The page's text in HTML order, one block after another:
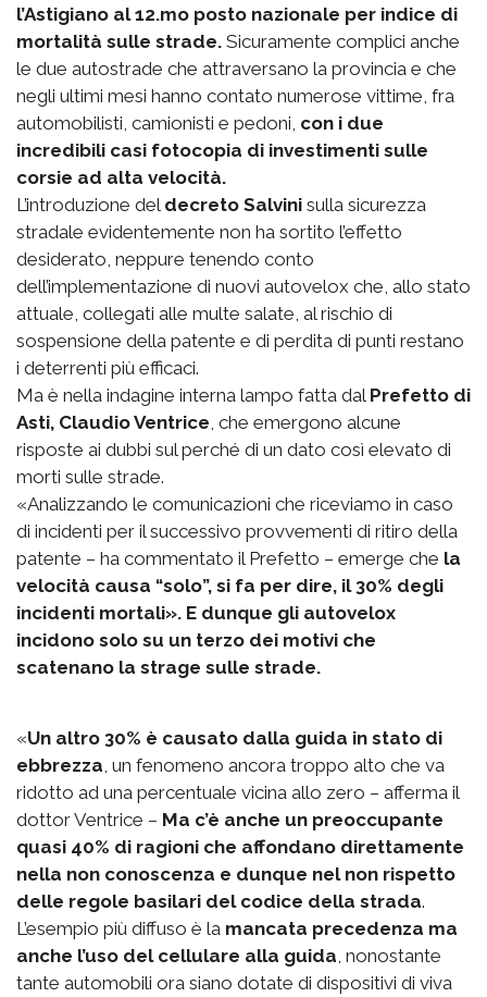
l’Astigiano al 12.mo posto nazionale per indice di
mortalità sulle strade. Sicuramente complici anche
le due autostrade che attraversano la provincia e che
negli ultimi mesi hanno contato numerose vittime, fra
automobilisti, camionisti e pedoni, con i due
incredibili casi fotocopia di investimenti sulle
corsie ad alta velocità.
L’introduzione del decreto Salvini sulla sicurezza
stradale evidentemente non ha sortito l’effetto
desiderato, neppure tenendo conto
dell’implementazione di nuovi autovelox che, allo stato
attuale, collegati alle multe salate, al rischio di
sospensione della patente e di perdita di punti restano
i deterrenti più efficaci.
Ma è nella indagine interna lampo fatta dal Prefetto di
Asti, Claudio Ventrice , che emergono alcune
risposte ai dubbi sul perché di un dato così elevato di
morti sulle strade.
«Analizzando le comunicazioni che riceviamo in caso
di incidenti per il successivo provvementi di ritiro della
patente – ha commentato il Prefetto – emerge che la
velocità causa “solo”, si fa per dire, il 30% degli
incidenti mortali». E dunque gli autovelox
incidono solo su un terzo dei motivi che
scatenano la strage sulle strade.
«Un altro 30% è causato dalla guida in stato di
ebbrezza , un fenomeno ancora troppo alto che va
ridotto ad una percentuale vicina allo zero – afferma il
dottor Ventrice – Ma c’è anche un preoccupante
quasi 40% di ragioni che affondano direttamente
nella non conoscenza e dunque nel non rispetto
delle regole basilari del codice della strada.
L’esempio più diffuso è la mancata precedenza ma
anche l’uso del cellulare alla guida , nonostante
tante automobili ora siano dotate di dispositivi di viva